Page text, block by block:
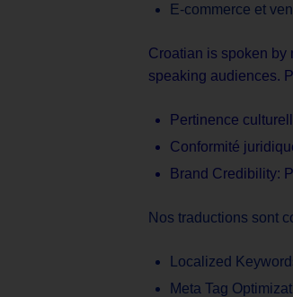
E-commerce et
Croatian is spoken
speaking audiences.
Pertinence
Conformité
Brand Credibility:
Nos traductions sont
Localized
Meta Tag